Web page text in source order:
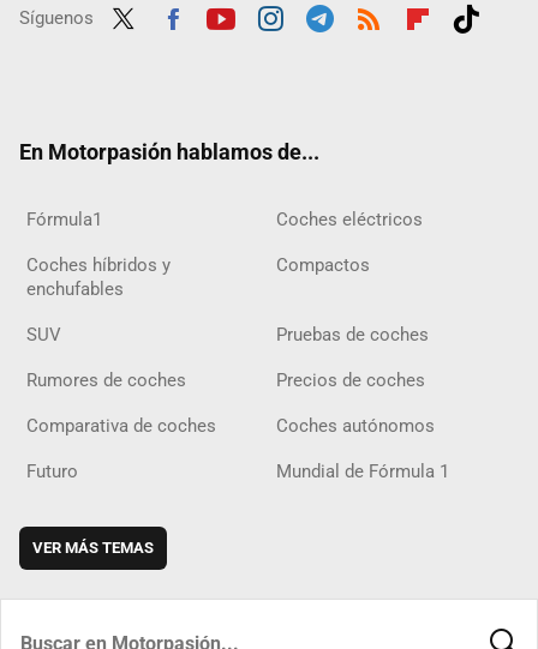
Síguenos
En Motorpasión hablamos de...
Fórmula1 Coches eléctricos
Coches híbridos y
enchufables
Compactos
SUV Pruebas de coches
Rumores de coches Precios de coches
Comparativa de coches Coches autónomos
Futuro Mundial de Fórmula 1
VER MÁS TEMAS